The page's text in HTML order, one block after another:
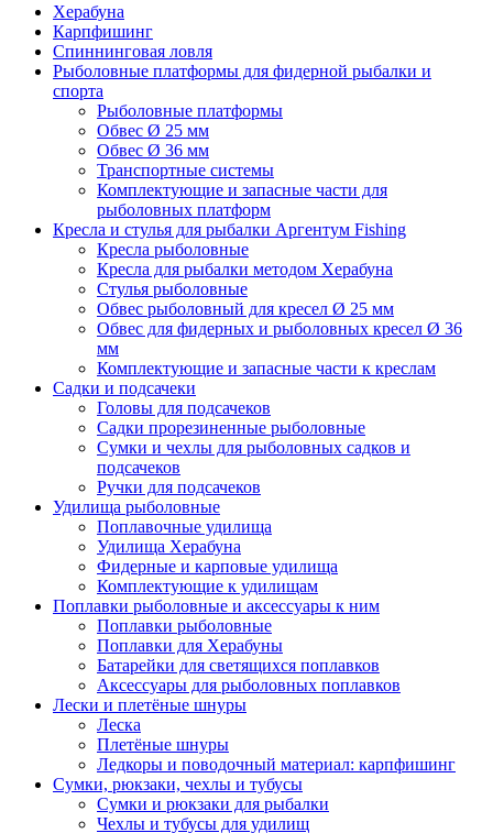
Херабуна
Карпфишинг
Спиннинговая ловля
Рыболовные платформы для фидерной рыбалки и
спорта
Рыболовные платформы
Обвес Ø 25 мм
Обвес Ø 36 мм
Транспортные системы
Комплектующие и запасные части для
рыболовных платформ
Кресла и стулья для рыбалки Аргентум Fishing
Кресла рыболовные
Кресла для рыбалки методом Херабуна
Стулья рыболовные
Обвес рыболовный для кресел Ø 25 мм
Обвес для фидерных и рыболовных кресел Ø 36
мм
Комплектующие и запасные части к креслам
Садки и подсачеки
Головы для подсачеков
Садки прорезиненные рыболовные
Сумки и чехлы для рыболовных садков и
подсачеков
Ручки для подсачеков
Удилища рыболовные
Поплавочные удилища
Удилища Херабуна
Фидерные и карповые удилища
Комплектующие к удилищам
Поплавки рыболовные и аксессуары к ним
Поплавки рыболовные
Поплавки для Херабуны
Батарейки для светящихся поплавков
Аксессуары для рыболовных поплавков
Лески и плетёные шнуры
Леска
Плетёные шнуры
Ледкоры и поводочный материал: карпфишинг
Сумки, рюкзаки, чехлы и тубусы
Сумки и рюкзаки для рыбалки
Чехлы и тубусы для удилищ